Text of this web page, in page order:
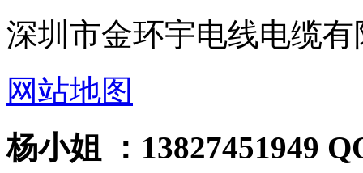
深圳市金环宇电线电缆有
网站地图
杨小姐 ：13827451949